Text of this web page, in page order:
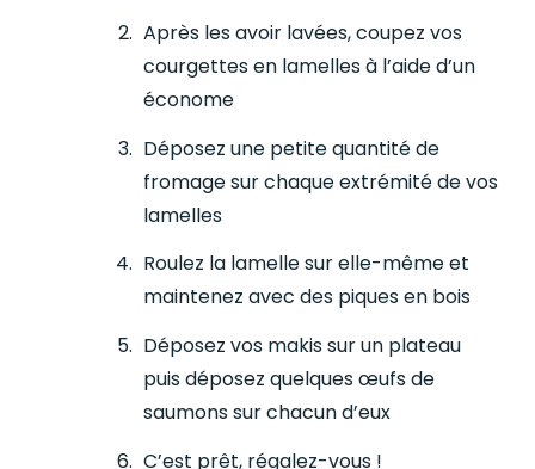
Après les avoir lavées, coupez vos
courgettes en lamelles à l’aide d’un
économe
Déposez une petite quantité de
fromage sur chaque extrémité de vos
lamelles
Roulez la lamelle sur elle-même et
maintenez avec des piques en bois
Déposez vos makis sur un plateau
puis déposez quelques œufs de
saumons sur chacun d’eux
C’est prêt, régalez-vous !